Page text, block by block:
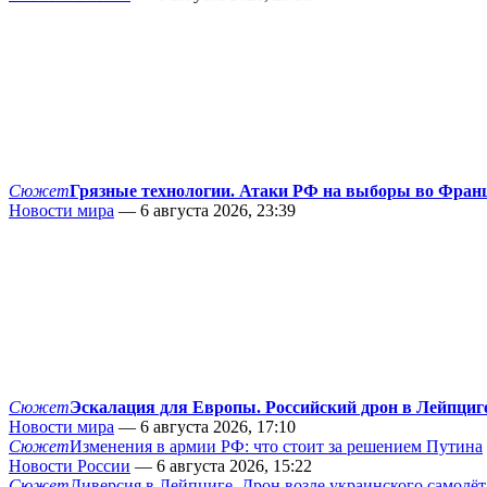
СюжетГрязные технологии. Атаки РФ на выборы во
Новости мира — 6 августа 2026, 23:39
СюжетЭскалация для Европы. Российский дрон в
Новости мира — 6 августа 2026, 17:10
СюжетИзменения в армии РФ: что стоит за решением Путина
Новости России — 6 августа 2026, 15:22